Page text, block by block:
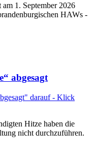
1. September 2026
HAWs -
abgesagt
Hitze haben die
nicht durchzuführen.